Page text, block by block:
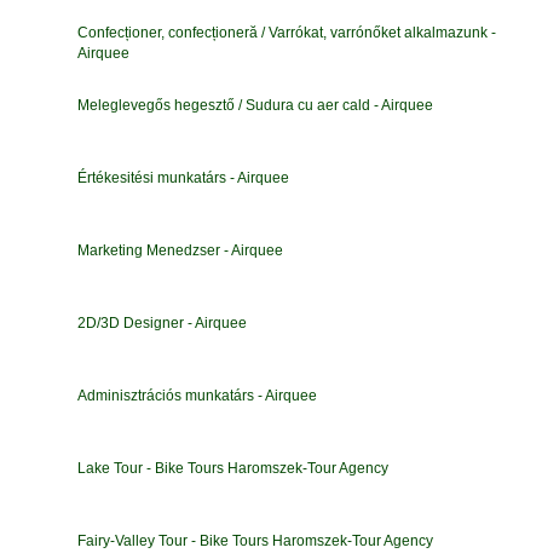
Confecționer, confecționeră / Varrókat, varrónőket alkalmazunk -
Airquee
Meleglevegős hegesztő / Sudura cu aer cald - Airquee
Értékesitési munkatárs - Airquee
Marketing Menedzser - Airquee
2D/3D Designer - Airquee
Adminisztrációs munkatárs - Airquee
Lake Tour - Bike Tours Haromszek-Tour Agency
Fairy-Valley Tour - Bike Tours Haromszek-Tour Agency